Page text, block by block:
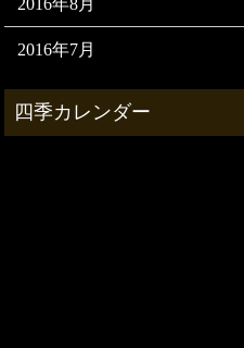
2016年7月